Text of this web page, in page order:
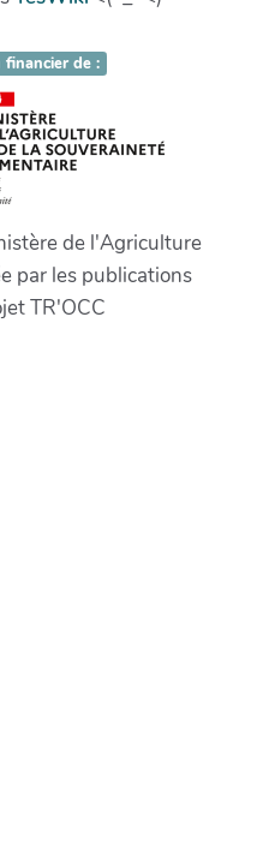
de :
de l'Agriculture
par les publications
TR'OCC